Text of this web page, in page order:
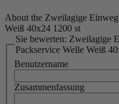
About the Zweilagige
Weiß 40x24 1200 st
Sie bewerten: Zweilagige Einweg-Papierservietten
Packservice Welle Weiß
Benutzername
Zusammenfassung